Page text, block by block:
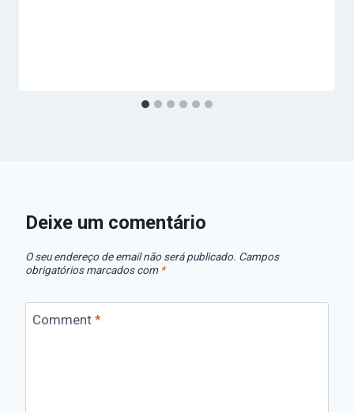
Deixe um comentário
O seu endereço de email não será publicado. Campos
obrigatórios marcados com *
Comment *